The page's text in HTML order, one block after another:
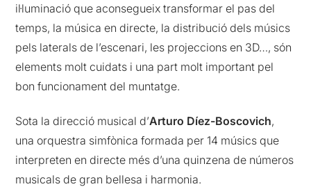
il·luminació que aconsegueix transformar el pas del
temps, la música en directe, la distribució dels músics
pels laterals de l’escenari, les projeccions en 3D…, són
elements molt cuidats i una part molt important pel
bon funcionament del muntatge.
Sota la direcció musical d’Arturo Díez-Boscovich,
una orquestra simfònica formada per 14 músics que
interpreten en directe més d’una quinzena de números
musicals de gran bellesa i harmonia.